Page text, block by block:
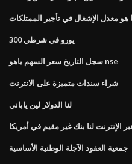
هو معدل الإشغال في تأجير الممتلكات
300 يورو في شرطي
سجل التاريخ سعر السهم ياهو nse
شراء سندات متميزة على الانترنت
لنا الدولار لين ياباني
لنا بنك غير مقيم في أمريكا
جمعية العقود الآجلة الوطنية الأساسية